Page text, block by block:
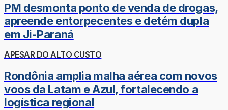
PM desmonta ponto de venda de drogas,
apreende entorpecentes e detém dupla
em Ji-Paraná
APESAR DO ALTO CUSTO
Rondônia amplia malha aérea com novos
voos da Latam e Azul, fortalecendo a
logística regional